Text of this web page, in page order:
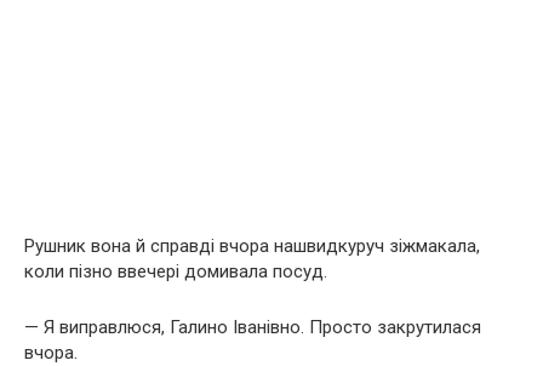
Рушник вона й справді вчора нашвидкуруч зіжмакала,
коли пізно ввечері домивала посуд.
— Я виправлюся, Галино Іванівно. Просто закрутилася
вчора.